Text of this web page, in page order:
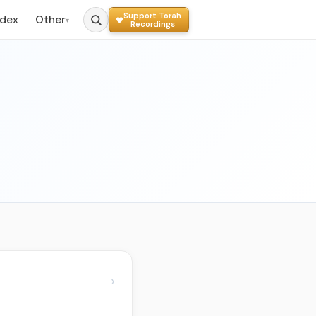
Other▾
Support Torah
Recordings
›